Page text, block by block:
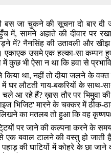
बस जा चुकने की सूचना दो बार
में,सामने अहाते की दीवार पर
में?नैनसिंह की उतावली और खीझ
उसमे एक हल्का-सा कम्पन हुए
कुछ भी ऐसा न था कि हवा से
किया था,नहीं तो दीया जलने के
में घर लौटती गाय-बकरियों के
चले आ रहे हैं?ख़ास तौर पर भिमुवा
भिजिट'मारने के चक्कर में ठीक-
का मतलब तो हुआ कि वह
पर जाने की कल्पना करने के
एक बवाल टालने की वस्तु हो जाती
पहाड़ की घाटियों में कोहरे के छा जाने